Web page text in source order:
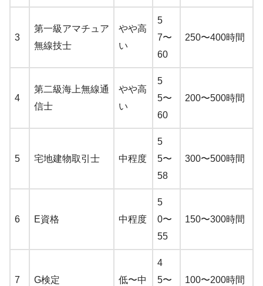
3
第一級アマチュア
無線技士
やや高
い
5
7〜
60
250〜400時間
4
第二級海上無線通
信士
やや高
い
5
5〜
60
200〜500時間
5 宅地建物取引士 中程度
5
5〜
58
300〜500時間
6 E資格 中程度
5
0〜
55
150〜300時間
7 G検定 低〜中
4
5〜
100〜200時間